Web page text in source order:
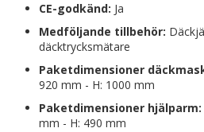
CE-godkänd: Ja
Medföljande tillbehör:
däcktrycksmätare
Paketdimensioner
920 mm - H: 1000 mm
Paketdimensioner hjälparm:
mm - H: 490 mm